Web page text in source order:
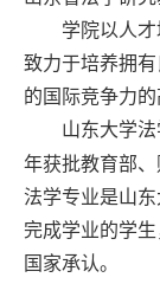
学院以人
致力于培养拥
的国际竞争力的
山东大学
年获批教育部
法学专业是山
完成学业的学
国家承认。